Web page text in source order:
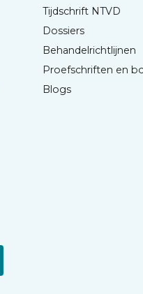
Tijdschrift NTVD
Dossiers
Behandelrichtlijnen
Proefschriften en
Blogs